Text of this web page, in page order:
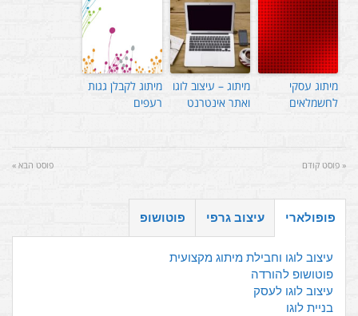
מיתוג עסקי
לחשמלאים
מיתוג – עיצוב לוגו
ואתר אינטרנט
מיתוג לקבלן גגות
רעפים
« פוסט קודם פוסט הבא »
פופולארי עיצוב גרפי פוטושופ
עיצוב לוגו וחבילת מיתוג מקצועית
פוטושופ להורדה
עיצוב לוגו לעסק
בניית לוגו